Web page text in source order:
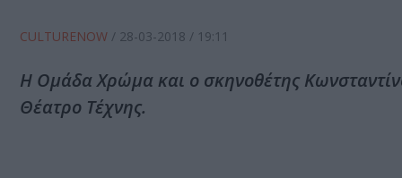
CULTURENOW / 28-03-2018 / 19:11
Η Ομάδα Χρώμα και ο σκηνοθέτης
Θέατρο Τέχνης.